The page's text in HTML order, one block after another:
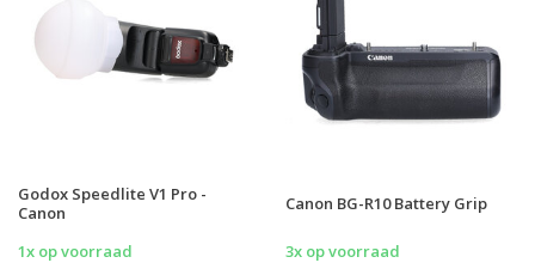
Godox Speedlite V1 Pro -
Canon
1x op voorraad
Canon BG-R10 Battery Grip
3x op voorraad